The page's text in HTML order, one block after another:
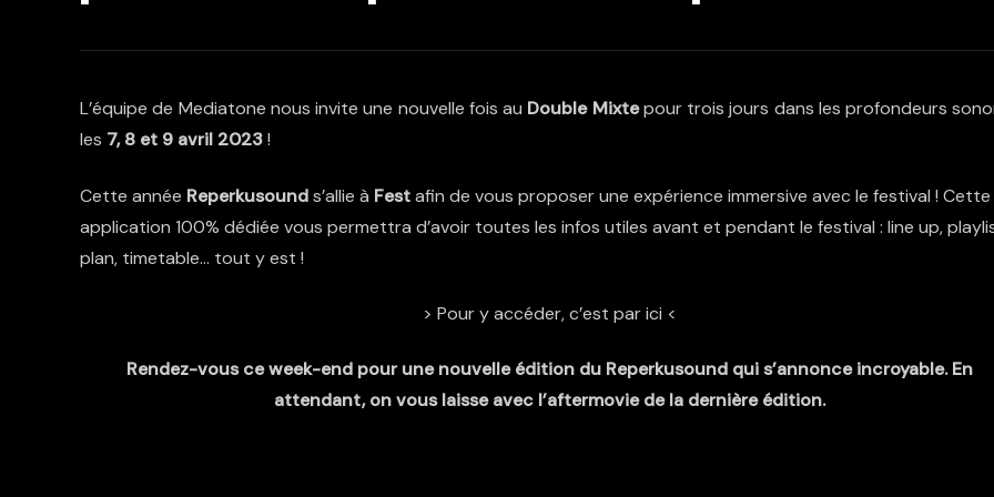
L’équipe de Mediatone nous invite une nouvelle fois au Double Mixte pour trois jours dans les profondeurs
les 7, 8 et 9 avril 2023!
Cette année Reperkusounds’allie à Festafin de vous proposer une expérience immersive avec le festival ! Cette
application 100% dédiée vous permettra d’avoir toutes les infos utiles avant et pendant le festival : line up,
plan, timetable… tout y est !
> Pour y accéder, c’est par ici <
Rendez-vous ce week-end pour une nouvelle édition du Reperkusound qui s’annonce incroyable.En
attendant, on vous laisse avec l’aftermovie de la dernière édition.